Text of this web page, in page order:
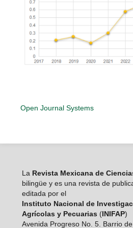
Open Journal Systems
LaRevista Mexicana de
bilingüe y es una revista de
editada por el
Instituto Nacional de
Agrícolas y Pecuarias (INIFAP)
Avenida Progreso No. 5. Barrio